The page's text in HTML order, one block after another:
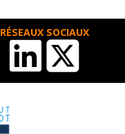
RÉSEAUX SOCIAUX